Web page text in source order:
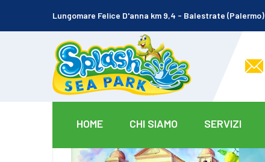
Lungomare Felice D'anna km 9,4 - Balestrate (Palermo)
HOME CHI SIAMO SERVIZI